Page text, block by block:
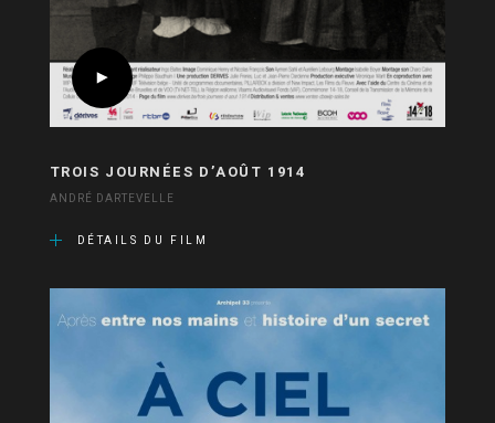
TROIS JOURNÉES D’AOÛT 1914
ANDRÉ DARTEVELLE
DÉTAILS DU FILM